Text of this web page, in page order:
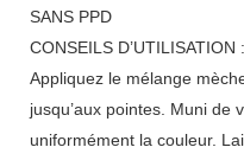
SANS PPD
CONSEILS D’UTILISATION :
Appliquez le mélange
jusqu’aux pointes. Muni de
uniformément la couleur.